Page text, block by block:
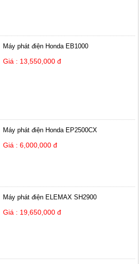
Máy phát điện Honda EB1000
Giá : 13,550,000 đ
Máy phát điện Honda EP2500CX
Giá : 6,000,000 đ
Máy phát điện ELEMAX SH2900
Giá : 19,650,000 đ